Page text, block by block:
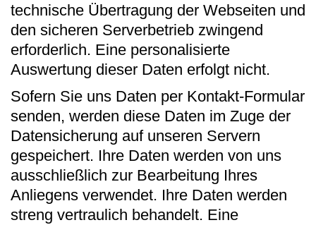
technische Übertragung der Webseiten und
den sicheren Serverbetrieb zwingend
erforderlich. Eine personalisierte
Auswertung dieser Daten erfolgt nicht.
Sofern Sie uns Daten per Kontakt-Formular
senden, werden diese Daten im Zuge der
Datensicherung auf unseren Servern
gespeichert. Ihre Daten werden von uns
ausschließlich zur Bearbeitung Ihres
Anliegens verwendet. Ihre Daten werden
streng vertraulich behandelt. Eine